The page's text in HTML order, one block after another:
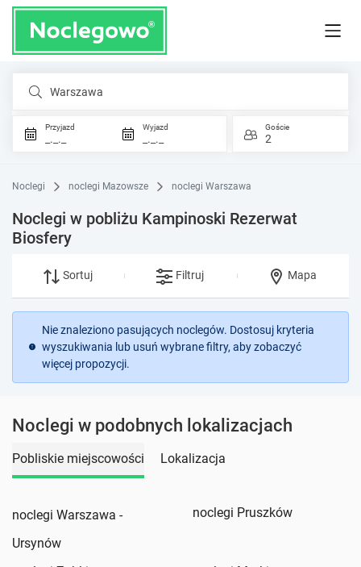
Warszawa
Przyjazd
_._._
Wyjazd
_._._
Goście
2
Noclegi noclegi Mazowsze noclegi Warszawa
Noclegi w pobliżu Kampinoski Rezerwat
Biosfery
Sortuj Filtruj Mapa
Nie znaleziono pasujących noclegów. Dostosuj kryteria
wyszukiwania lub usuń wybrane filtry, aby zobaczyć
więcej propozycji.
Noclegi w podobnych lokalizacjach
Pobliskie miejscowości Lokalizacja
noclegi Warszawa -
Ursynów
noclegi Pruszków